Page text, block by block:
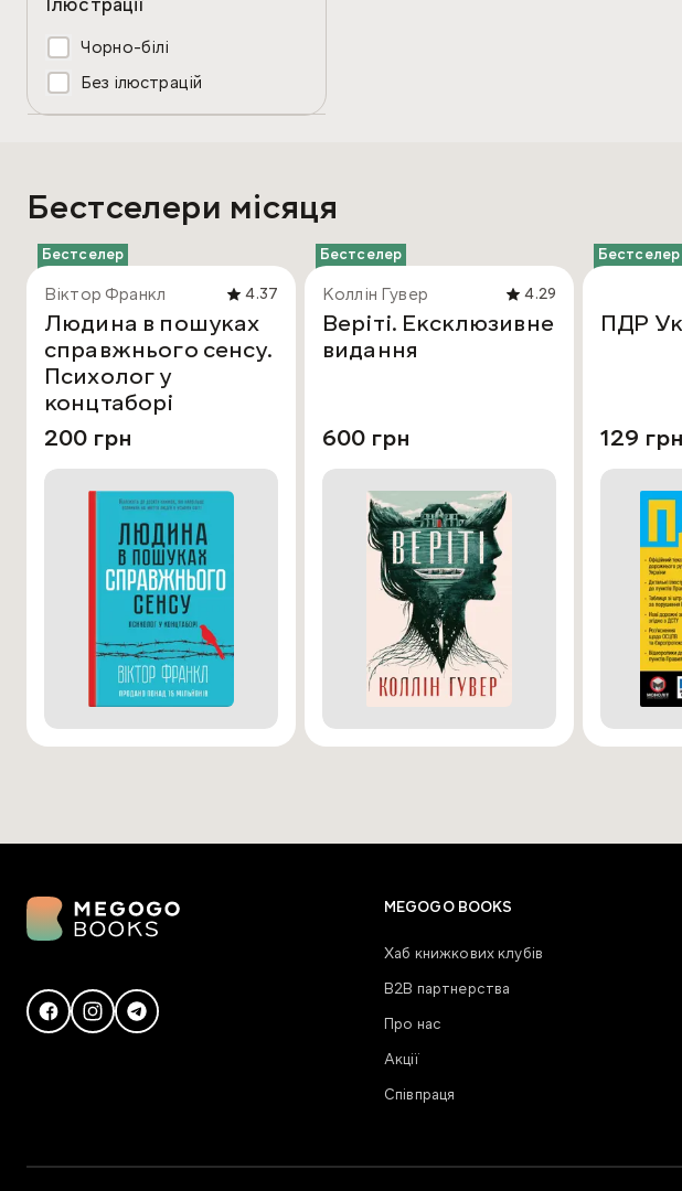
Чорно-білі
Без ілюстрацій
Бестселери місяця
Бестселер
Віктор Франкл 4.37
Людина в пошуках
справжнього сенсу.
Психолог у
концтаборі
200 грн
Бестселер
Коллін Гувер 4.29
Веріті. Ексклюзивне
видання
600 грн
Бестселер
ПДР
129 грн
MEGOGO BOOKS
Хаб книжкових клубів
В2В партнерства
Про нас
Акції
Співпраця